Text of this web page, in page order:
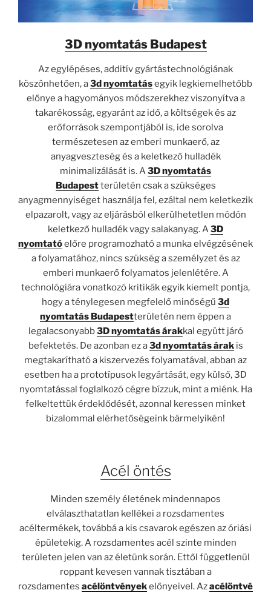
3D nyomtatás Budapest
Az egylépéses, additív gyártástechnológiának
köszönhetően, a3d nyomtatásegyik legkiemelhetőbb
előnye a hagyományos módszerekhez viszonyítva a
takarékosság, egyaránt az idő, a költségek és az
erőforrások szempontjából is, ide sorolva
természetesen az emberi munkaerő, az
anyagveszteség és a keletkező hulladék
minimalizálását is. A3D nyomtatás
Budapestterületén csak a szükséges
anyagmennyiséget használja fel, ezáltal nem keletkezik
elpazarolt, vagy az eljárásból elkerülhetetlen módón
keletkező hulladék vagy salakanyag. A3D
nyomtatóelőre programozható a munka elvégzésének
a folyamatához, nincs szükség a személyzet és az
emberi munkaerő folyamatos jelenlétére. A
technológiára vonatkozó kritikák egyik kiemelt pontja,
hogy a ténylegesen megfelelő minőségű 3d
nyomtatás Budapestterületén nem éppen a
legalacsonyabb3D nyomtatás árakkal együtt járó
befektetés. De azonban ez a3d nyomtatás árakis
megtakarítható a kiszervezés folyamatával, abban az
esetben ha a prototípusok legyártását, egy külső, 3D
nyomtatással foglalkozó cégre bízzuk, mint a miénk. Ha
felkeltettük érdeklődését, azonnal keressen minket
bizalommal elérhetőségeink bármelyikén!
Acél öntés
Minden személy életének mindennapos
elválaszthatatlan kellékei a rozsdamentes
acéltermékek, továbbá a kis csavarok egészen az óriási
épületekig. A rozsdamentes acél szinte minden
területen jelen van az életünk során. Ettől függetlenül
roppant kevesen vannak tisztában a
rozsdamentes acélöntvényekelőnyeivel. Azacélöntvé